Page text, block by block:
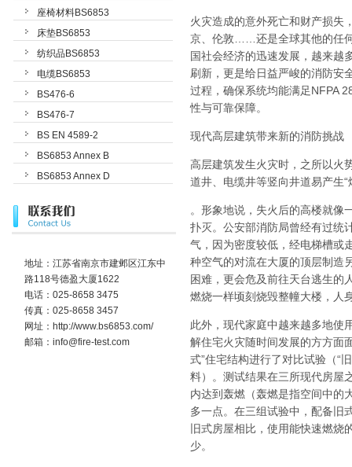
座椅材料BS6853
床垫BS6853
纺织品BS6853
电缆BS6853
BS476-6
BS476-7
BS EN 4589-2
BS6853 Annex B
BS6853 Annex D
火灾造成的意外死亡和财产损失
京、伦敦……还是全球其他的任
国社会经济的迅速发展，越来越
刷新，更是给日益严峻的消防安
过程，确保系统均能满足NFPA
性与可靠保障。
现代高层建筑带来新的消防挑战
高层建筑发生火灾时，之所以火
道井、电缆井等竖向井道易产生
。形象地说，失火后的高楼就像
扑灭。公安部消防局曾经有过统
气，因为密度较低，经电梯槽或
种空气的对流在大厦的顶层制造
困难，更会危及前往天台逃生的
燃烧一样顷刻烧毁整幢大楼，人
此外，现代家庭中越来越多地使
解住宅火灾随时间发展的方方面
式”住宅结构进行了对比试验（“
料）。测试结果在三所现代房屋
内达到轰燃（轰燃是指空间中的
多一点。在三组试验中，配备旧
旧式房屋相比，使用能快速燃
少。
地址：江苏省南京市建邺区江东中
路118号德盈大厦1622
电话：025-8658 3475
传真：025-8658 3457
网址：http://www.bs6853.com/
邮箱：info@fire-test.com